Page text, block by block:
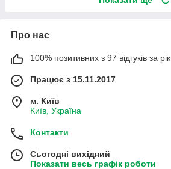
Про нас
100% позитивних з 97 відгуків за рік
Працює з 15.11.2017
м. Київ
Київ, Україна
Контакти
Сьогодні вихідний
Показати весь графік роботи